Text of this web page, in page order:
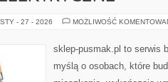
STY - 27 - 2026 MOŻLIWOŚĆ
sklep-pusmak.pl to serwis
myślą o osobach, które